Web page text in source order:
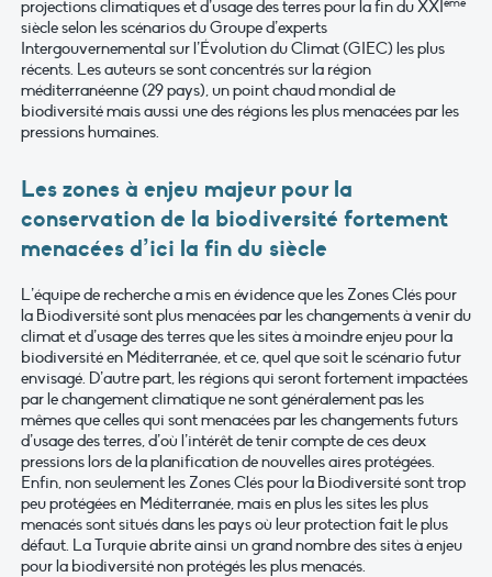
projections climatiques et d’usage des terres pour la fin du XXI
siècle selon les scénarios du Groupe d’experts
Intergouvernemental sur l’Évolution du Climat (GIEC) les plus
récents. Les auteurs se sont concentrés sur la région
méditerranéenne (29 pays), un point chaud mondial de
biodiversité mais aussi une des régions les plus menacées par les
pressions humaines.
Les zones à enjeu majeur pour la
conservation de la biodiversité fortement
menacées d’ici la fin du siècle
L’équipe de recherche a mis en évidence que les Zones Clés pour
la Biodiversité sont plus menacées par les changements à venir du
climat et d’usage des terres que les sites à moindre enjeu pour la
biodiversité en Méditerranée, et ce, quel que soit le scénario futur
envisagé. D’autre part, les régions qui seront fortement impactées
par le changement climatique ne sont généralement pas les
mêmes que celles qui sont menacées par les changements futurs
d’usage des terres, d’où l’intérêt de tenir compte de ces deux
pressions lors de la planification de nouvelles aires protégées.
Enfin, non seulement les Zones Clés pour la Biodiversité sont trop
peu protégées en Méditerranée, mais en plus les sites les plus
menacés sont situés dans les pays où leur protection fait le plus
défaut. La Turquie abrite ainsi un grand nombre des sites à enjeu
pour la biodiversité non protégés les plus menacés.